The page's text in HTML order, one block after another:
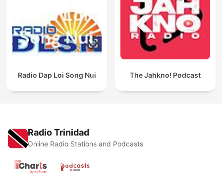
Radio Dap Loi Song Nui The Jahkno! Podcast
Radio Trinidad
Online Radio Stations and Podcasts